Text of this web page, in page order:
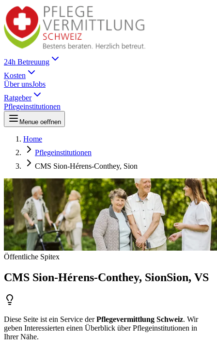
24h Betreuung
Kosten
Über unsJobs
Ratgeber
Pflegeinstitutionen
Menue oeffnen
Home
Pflegeinstitutionen
CMS Sion-Hérens-Conthey, Sion
Öffentliche Spitex
CMS Sion-Hérens-Conthey, SionSion, VS
Diese Seite ist ein Service derPflegevermittlung Schweiz. Wir
geben Interessierten einen Überblick über Pflegeinstitutionen in
Ihrer Nähe.